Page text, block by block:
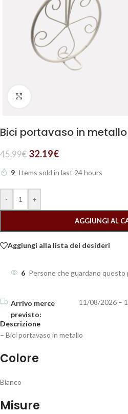
Bici portavaso in
45.99€ 32.19€
9 Items sold in last 24 hours
- +
AGGIUNGI AL
Aggiungi alla lista dei desideri
6 Persone che guardano
11/08/2026 –
Descrizione
– Bici portavaso in metallo
Colore
Bianco
Misure